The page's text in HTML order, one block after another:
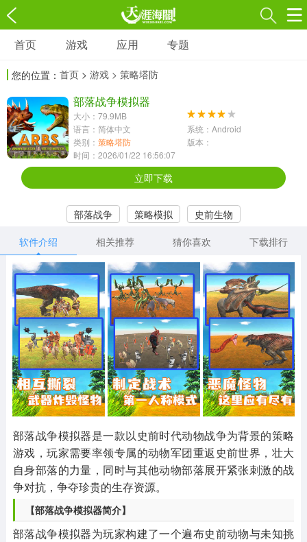
游戏
3697款应用
1597款应用
休闲益智
13387款应用
2196款应用
1072款应用
418款应用
568款应用
音乐舞蹈
269款应用
2716款应用
515款应用
其他
1654款应用
游戏助手
515款应用
MOD游戏
1056款应用
首页 游戏 应用 专题
您的位置： 首页 > 游戏 > 策略塔防
部落战争模拟器
大小：79.9MB
语言：简体中文
系统：Android
类别： 策略塔防
版本：
时间：2026/01/22 16:56:07
立即下载
部落战争 策略模拟
史前生物
软件介绍
相关推荐 猜你喜欢 下载排行
部落战争模拟器是一款以史前时代动物战争为背景的策略
游戏，玩家需要率领专属的动物军团重返史前世界，壮大
自身部落的力量，同时与其他动物部落展开紧张刺激的战
争对抗，争夺珍贵的生存资源。
【部落战争模拟器简介】
部落战争模拟器为玩家构建了一个遍布史前动物与未知挑